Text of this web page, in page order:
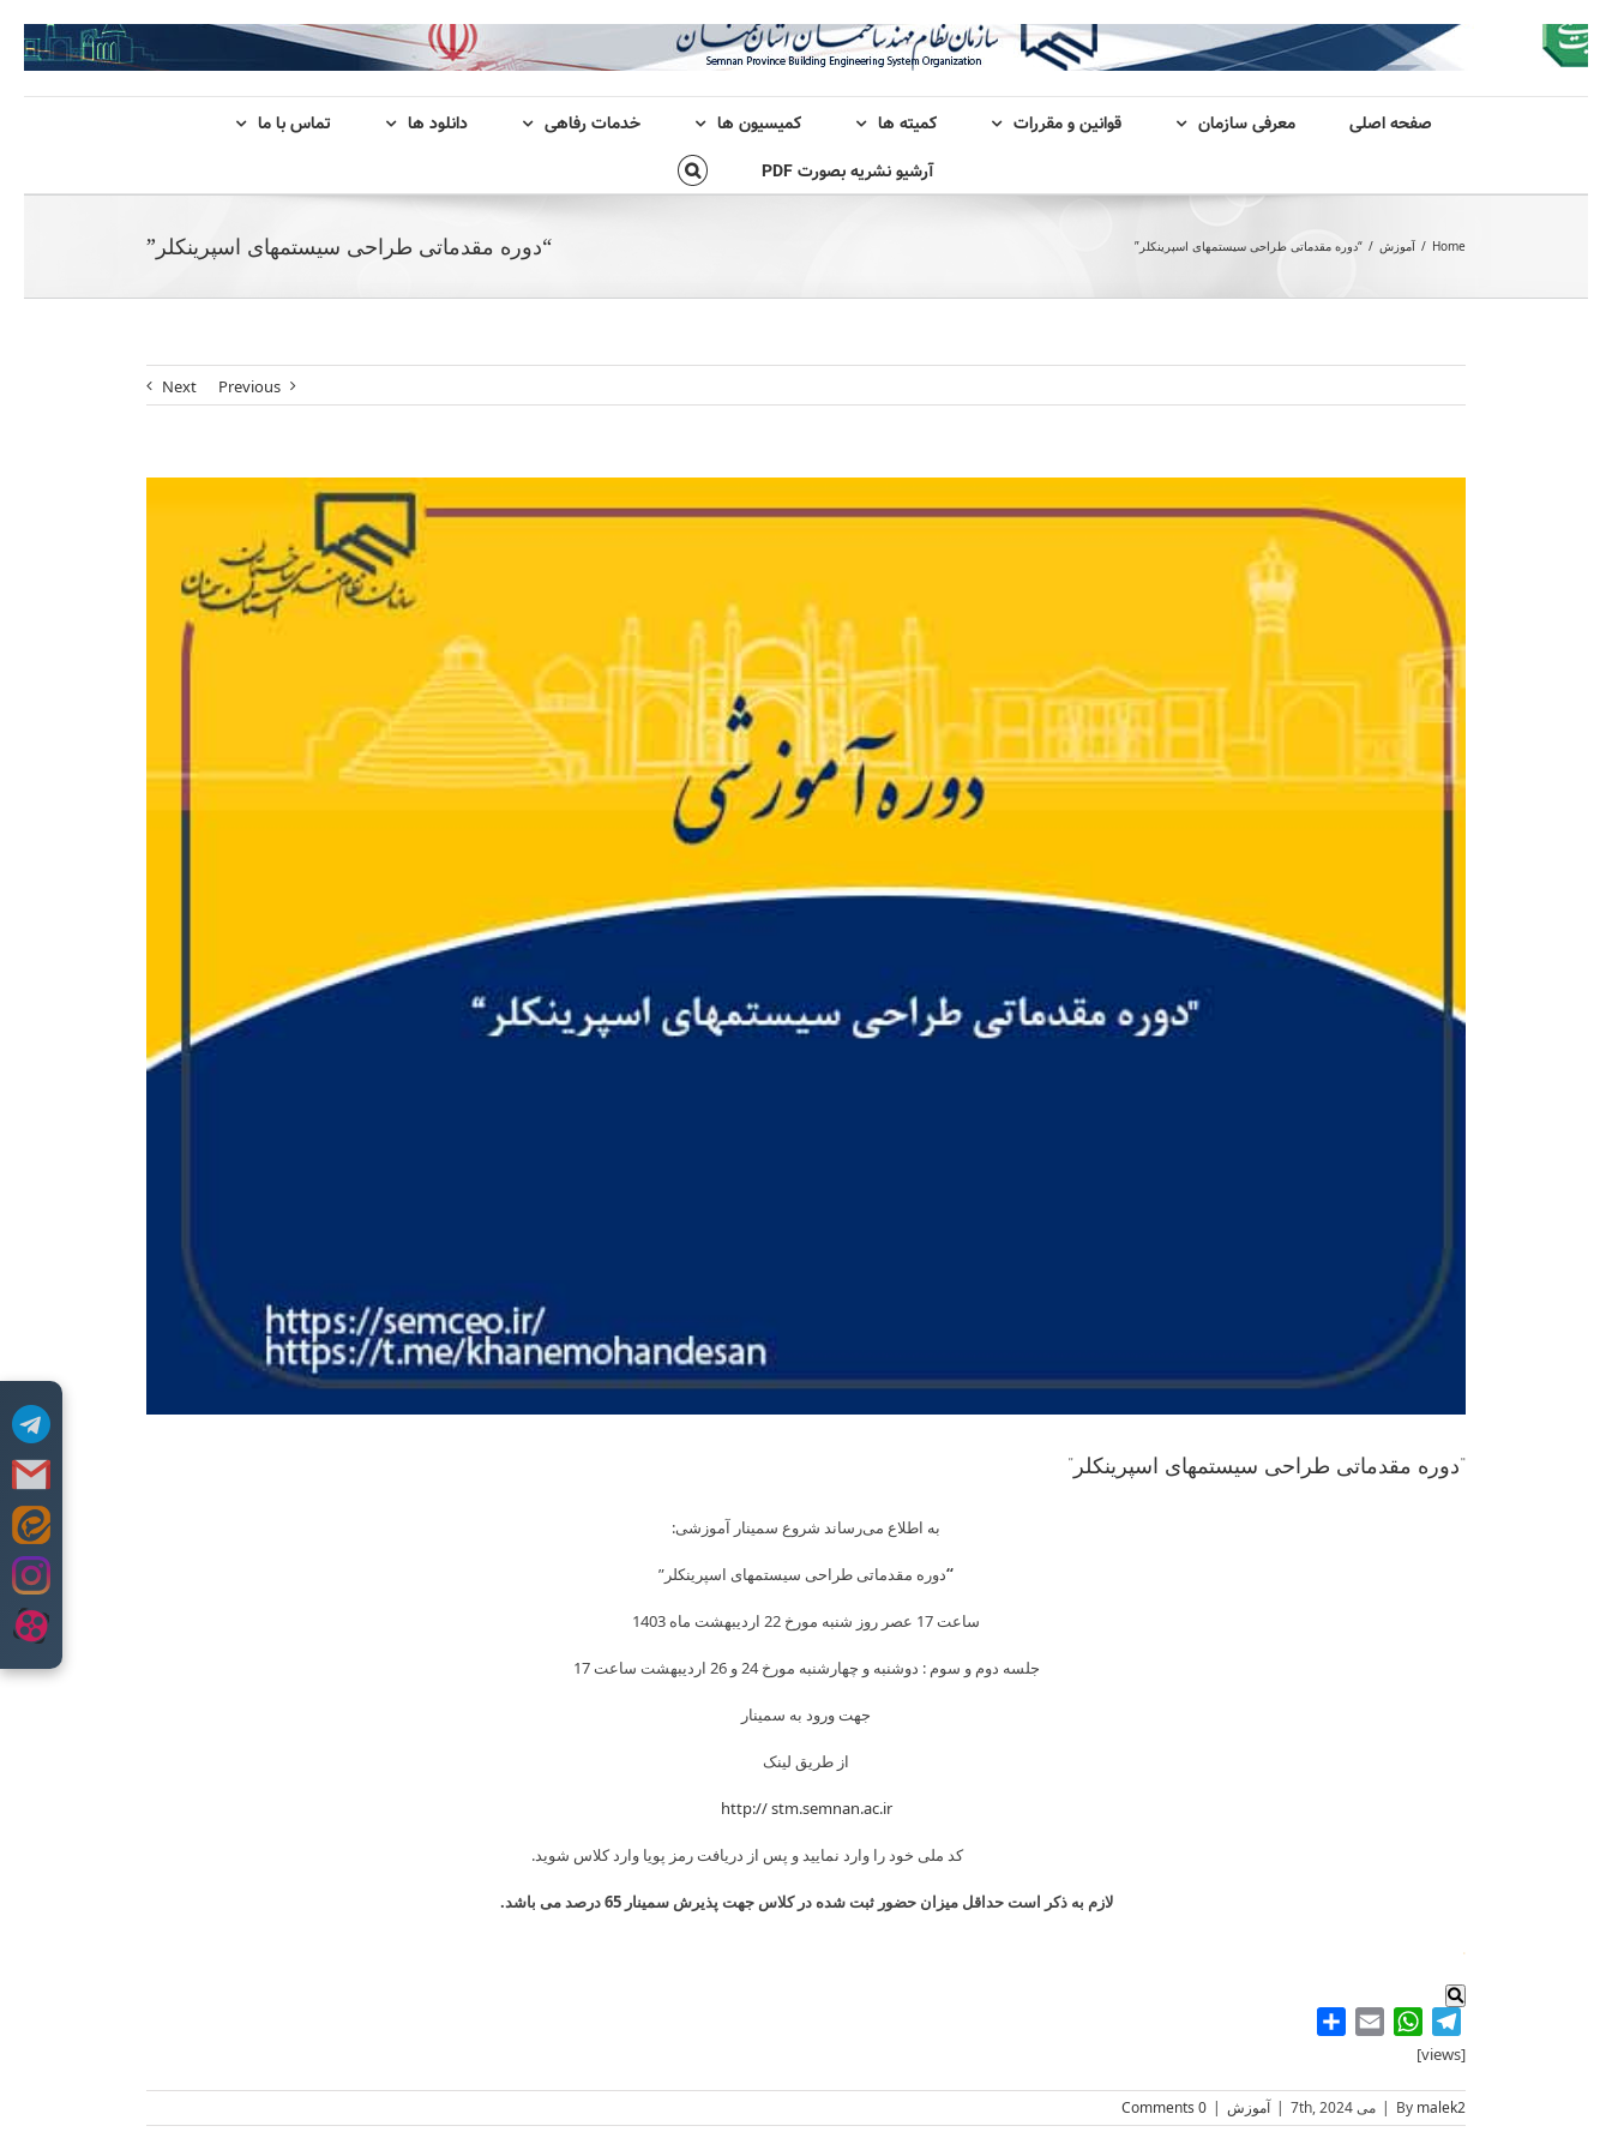
Skip
content
صفحه اصلی معرفی سازمان قوانین و مقررات کمیته ها کمیسیون ها خدمات رفاهی دانلود ها
تماس با ما
آرشیو نشریه بصورت PDF
“دوره مقدماتی طراحی سیستمهای اسپرینکلر” Home
/ آموزش / “دوره مقدماتی طراحی سیستمهای اسپرینکلر”
Previous
Next
“دوره مقدماتی طراحی سیستمهای اسپرینکلر”
به اطلاع می­‌رساند شروع سمینار آموزشی:
“دوره مقدماتی طراحی سیستمهای اسپرینکلر”
ساعت 17 عصر روز شنبه مورخ 22 اردیبهشت ماه 1403
جلسه دوم و سوم : دوشنبه و چهارشنبه مورخ 24 و 26 اردیبهشت ساعت 17
جهت ورود به سمینار
از طریق لینک
http:// stm.semnan.ac.ir
کد ملی خود را وارد نمایید و پس از دریافت رمز پویا وارد کلاس شوید.
لازم به ذکر است حداقل میزان حضور ثبت شده در کلاس جهت پذیرش سمینار 65 درصد می باشد.
.
Telegram
WhatsApp
Email
[views]
By malek2
| می 7th, 2024 | آموزش |
0 Comments